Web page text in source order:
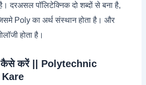
दरअसल पॉलिटेक्निक दो शब्दों से बना है,
Poly का अर्थ संस्थान होता है। और
होता है।
कैसे करें || Polytechnic